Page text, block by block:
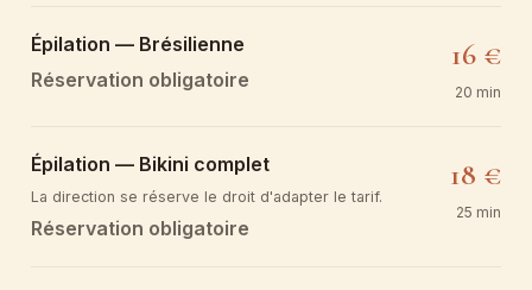
Épilation — Brésilienne
Réservation obligatoire
16 €
20 min
Épilation — Bikini complet
La direction se réserve le droit d'adapter le tarif.
Réservation obligatoire
18 €
25 min